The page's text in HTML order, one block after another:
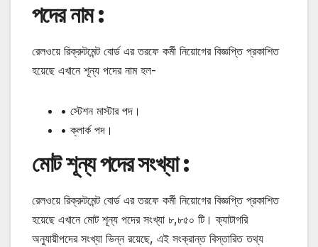
পদের নাম :
রেলওয়ে রিক্রুটমেন্ট বোর্ড এর তরফে কর্মী নিয়োগের বিজ্ঞপ্তি প্রকাশিত
হয়েছে এখানে শূন্য পদের নাম হল-
• স্টেশন মাস্টার পদ।
• ক্লার্ক পদ।
মোট শূন্য পদের সংখ্যা :
রেলওয়ে রিক্রুটমেন্ট বোর্ড এর তরফে কর্মী নিয়োগের বিজ্ঞপ্তি প্রকাশিত
হয়েছে এখানে মোট শূন্য পদের সংখ্যা ৮,৮৫০ টি। ক্যাটাগরি
অনুযায়ীপদের সংখ্যা ভিন্ন রয়েছে, এই সংক্রান্ত বিস্তারিত তথ্য